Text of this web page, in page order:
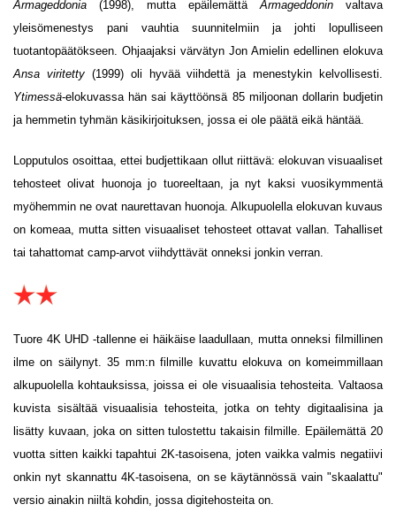
Armageddonia (1998), mutta epäilemättäArmageddonin valtava
yleisömenestys pani vauhtia suunnitelmiin ja johti lopulliseen
tuotantopäätökseen. Ohjaajaksi värvätyn Jon Amielin edellinen elokuva
Ansa viritetty(1999) oli hyvää viihdettä ja menestykin kelvollisesti.
Ytimessä-elokuvassa hän sai käyttöönsä 85 miljoonan dollarin budjetin
ja hemmetin tyhmän käsikirjoituksen, jossa ei ole päätä eikä häntää.
Lopputulos osoittaa, ettei budjettikaan ollut riittävä: elokuvan visuaaliset
tehosteet olivat huonoja jo tuoreeltaan, ja nyt kaksi vuosikymmentä
myöhemmin ne ovat naurettavan huonoja. Alkupuolella elokuvan kuvaus
on komeaa, mutta sitten visuaaliset tehosteet ottavat vallan. Tahalliset
tai tahattomat camp-arvot viihdyttävät onneksi jonkin verran.
Tuore 4K UHD -tallenne ei häikäise laadullaan, mutta onneksi filmillinen
ilme on säilynyt. 35 mm:n filmille kuvattu elokuva on komeimmillaan
alkupuolella kohtauksissa, joissa ei ole visuaalisia tehosteita. Valtaosa
kuvista sisältää visuaalisia tehosteita, jotka on tehty digitaalisina ja
lisätty kuvaan, joka on sitten tulostettu takaisin filmille. Epäilemättä 20
vuotta sitten kaikki tapahtui 2K-tasoisena, joten vaikka valmis negatiivi
onkin nyt skannattu 4K-tasoisena, on se käytännössä vain "skaalattu"
versio ainakin niiltä kohdin, jossa digitehosteita on.